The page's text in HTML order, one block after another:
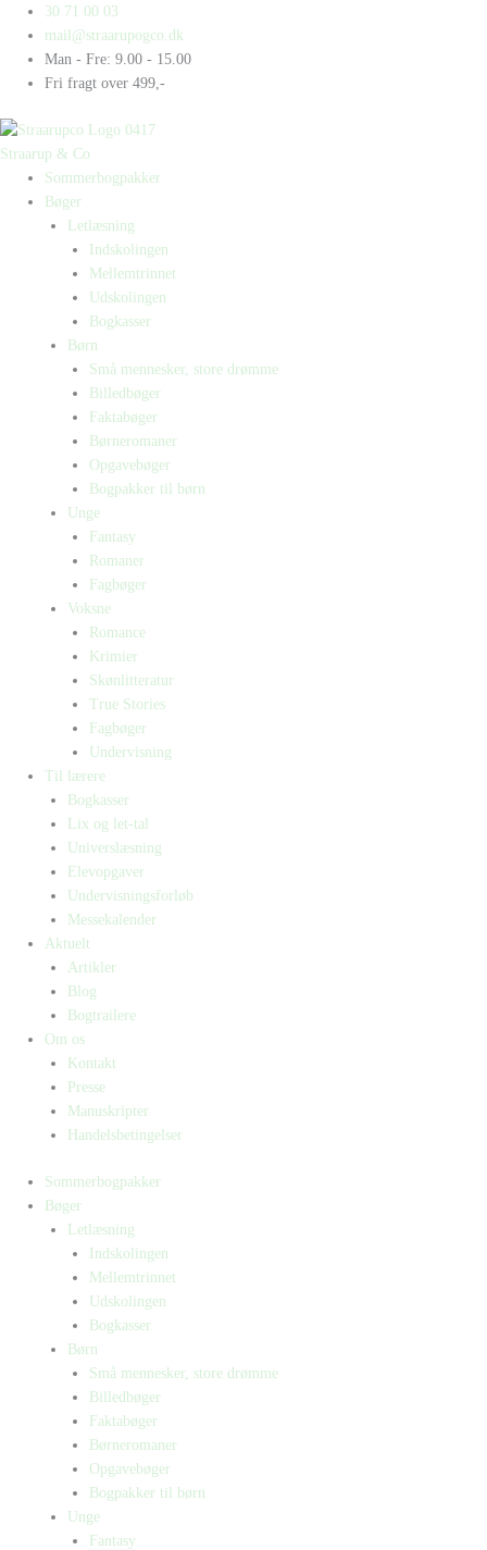
indholdet
30 71 00 03
mail@straarupogco.dk
Man - Fre: 9.00 - 15.00
Fri fragt over 499,-
Straarup & Co
Sommerbogpakker
Bøger
Letlæsning
Indskolingen
Mellemtrinnet
Udskolingen
Bogkasser
Børn
Små mennesker, store drømme
Billedbøger
Faktabøger
Børneromaner
Opgavebøger
Bogpakker til børn
Unge
Fantasy
Romaner
Fagbøger
Voksne
Romance
Krimier
Skønlitteratur
True Stories
Fagbøger
Undervisning
Til lærere
Bogkasser
Lix og let-tal
Universlæsning
Elevopgaver
Undervisningsforløb
Messekalender
Aktuelt
Artikler
Blog
Bogtrailere
Om os
Kontakt
Presse
Manuskripter
Handelsbetingelser
Sommerbogpakker
Bøger
Letlæsning
Indskolingen
Mellemtrinnet
Udskolingen
Bogkasser
Børn
Små mennesker, store drømme
Billedbøger
Faktabøger
Børneromaner
Opgavebøger
Bogpakker til børn
Unge
Fantasy
Products
search
Products
search
Arsène
Lupin
antal